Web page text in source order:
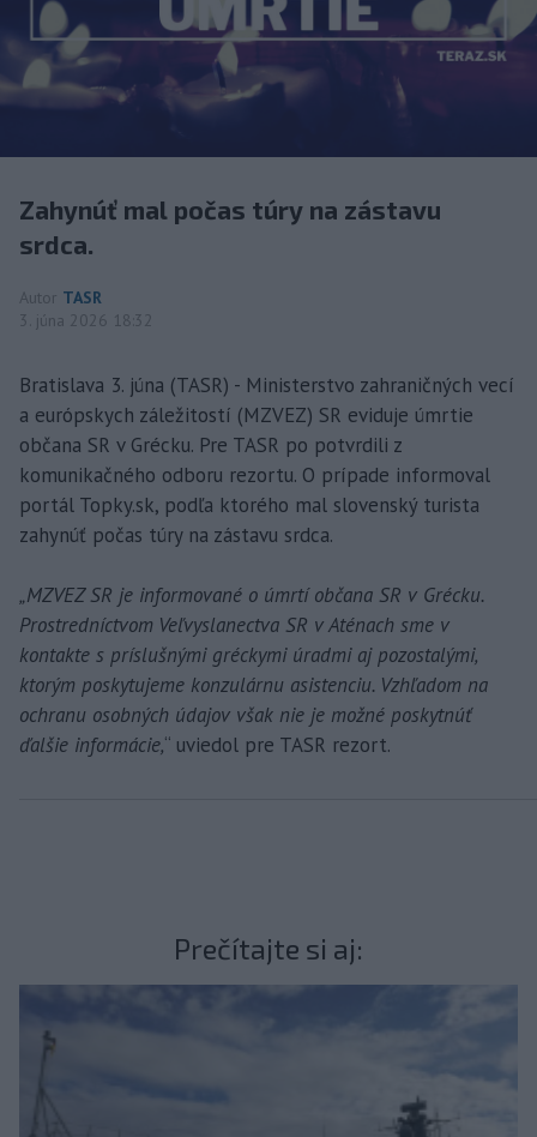
Zahynúť mal počas túry na zástavu
srdca.
Autor TASR
3. júna 2026 18:32
Bratislava 3. júna (TASR) - Ministerstvo zahraničných vecí
a európskych záležitostí (MZVEZ) SR eviduje úmrtie
občana SR v Grécku. Pre TASR po potvrdili z
komunikačného odboru rezortu. O prípade informoval
portál Topky.sk, podľa ktorého mal slovenský turista
zahynúť počas túry na zástavu srdca.
„MZVEZ SR je informované o úmrtí občana SR v Grécku.
Prostredníctvom Veľvyslanectva SR v Aténach sme v
kontakte s príslušnými gréckymi úradmi aj pozostalými,
ktorým poskytujeme konzulárnu asistenciu. Vzhľadom na
ochranu osobných údajov však nie je možné poskytnúť
ďalšie informácie,“ uviedol pre TASR rezort.
Prečítajte si aj: